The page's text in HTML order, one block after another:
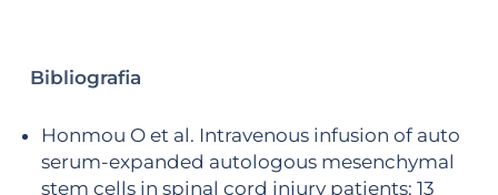
Bibliografia
Honmou O et al. Intravenous infusion of auto
serum-expanded autologous mesenchymal
stem cells in spinal cord injury patients: 13